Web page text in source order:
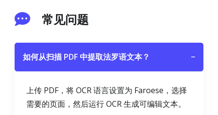
常见问题
如何从扫描 PDF 中提取法罗语文本？ −
上传 PDF，将 OCR 语言设置为 Faroese，选择
需要的页面，然后运行 OCR 生成可编辑文本。